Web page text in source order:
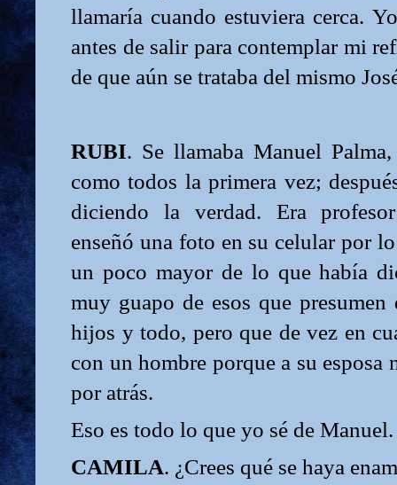
llamaría cuando estuviera cerca.
antes de salir para contemplar mi
de que aún se trataba del mismo
RUBI. Se llamaba Manuel
como todos la primera vez;
diciendo la verdad. Era
enseñó una foto en su celular por
un poco mayor de lo que había
muy guapo de esos que
hijos y todo, pero que de vez en
con un hombre porque a su esposa
por atrás.
Eso es todo lo que yo sé de Manuel.
CAMILA. ¿Crees qué se haya